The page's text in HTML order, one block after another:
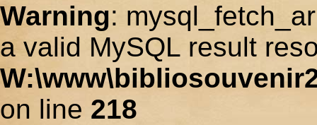
Warning:
a valid MySQL result
on line 218